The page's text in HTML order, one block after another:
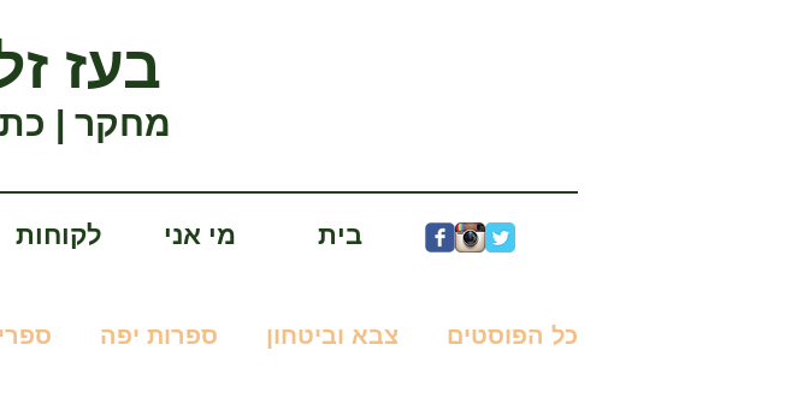
בעז
מחקר |
בית מי אני לקוחות
כל הפוסטים צבא וביטחון ספרות יפה ספרי